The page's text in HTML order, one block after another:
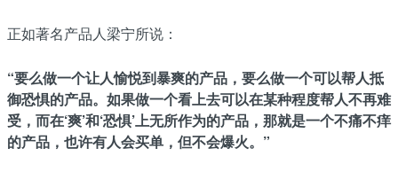
正如著名产品人梁宁所说：
“要么做一个让人愉悦到暴爽的产品，要么做一个可以帮人抵
御恐惧的产品。如果做一个看上去可以在某种程度帮人不再难
受，而在‘爽’和‘恐惧’上无所作为的产品，那就是一个不痛不痒
的产品，也许有人会买单，但不会爆火。”